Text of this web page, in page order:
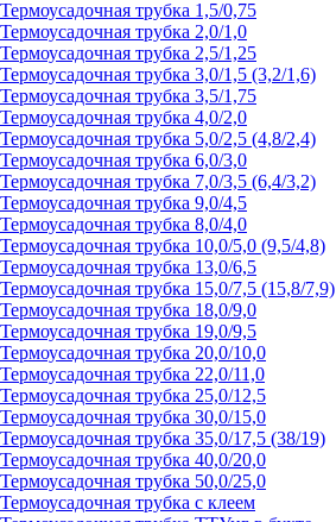
Термоусадочная трубка 1,5/0,75
Термоусадочная трубка 2,0/1,0
Термоусадочная трубка 2,5/1,25
Термоусадочная трубка 3,0/1,5 (3,2/1,6)
Термоусадочная трубка 3,5/1,75
Термоусадочная трубка 4,0/2,0
Термоусадочная трубка 5,0/2,5 (4,8/2,4)
Термоусадочная трубка 6,0/3,0
Термоусадочная трубка 7,0/3,5 (6,4/3,2)
Термоусадочная трубка 9,0/4,5
Термоусадочная трубка 8,0/4,0
Термоусадочная трубка 10,0/5,0 (9,5/4,8)
Термоусадочная трубка 13,0/6,5
Термоусадочная трубка 15,0/7,5 (15,8/7,9)
Термоусадочная трубка 18,0/9,0
Термоусадочная трубка 19,0/9,5
Термоусадочная трубка 20,0/10,0
Термоусадочная трубка 22,0/11,0
Термоусадочная трубка 25,0/12,5
Термоусадочная трубка 30,0/15,0
Термоусадочная трубка 35,0/17,5 (38/19)
Термоусадочная трубка 40,0/20,0
Термоусадочная трубка 50,0/25,0
Термоусадочная трубка с клеем